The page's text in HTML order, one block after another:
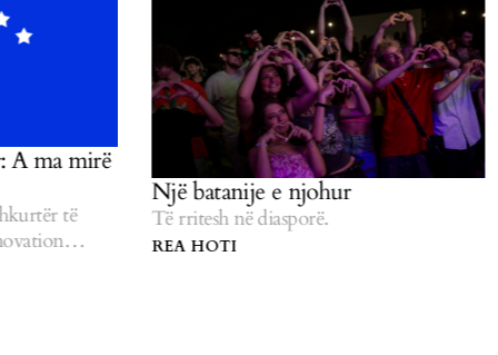
ma mirë
të
Një batanije e njohur
Të rritesh në diasporë.
REA HOTI